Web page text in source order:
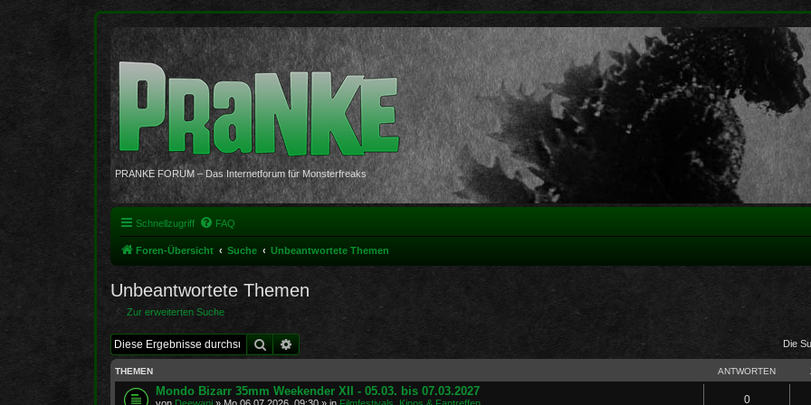
PRANKE FORUM – Das Internetforum für Monsterfreaks
Schnellzugriff FAQ
Foren-Übersicht Suche Unbeantwortete Themen
Unbeantwortete Themen
Zur erweiterten Suche
Suche Die
THEMEN ANTWORTEN
Mondo Bizarr 35mm Weekender XII - 05.03. bis 07.03.2027
von Deewani » Mo 06.07.2026, 09:30 » in Filmfestivals, Kinos & Fantreffen 0